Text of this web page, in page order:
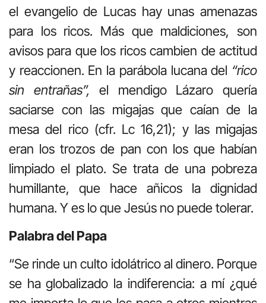
el evangelio de Lucas hay unas amenazas
para los ricos. Más que maldiciones, son
avisos para que los ricos cambien de actitud
y reaccionen. En la parábola lucana del “rico
sin entrañas”, el mendigo Lázaro quería
saciarse con las migajas que caían de la
mesa del rico (cfr. Lc 16,21); y las migajas
eran los trozos de pan con los que habían
limpiado el plato. Se trata de una pobreza
humillante, que hace añicos la dignidad
humana. Y es lo que Jesús no puede tolerar.
Palabra del Papa
“Se rinde un culto idolátrico al dinero. Porque
se ha globalizado la indiferencia: a mí ¿qué